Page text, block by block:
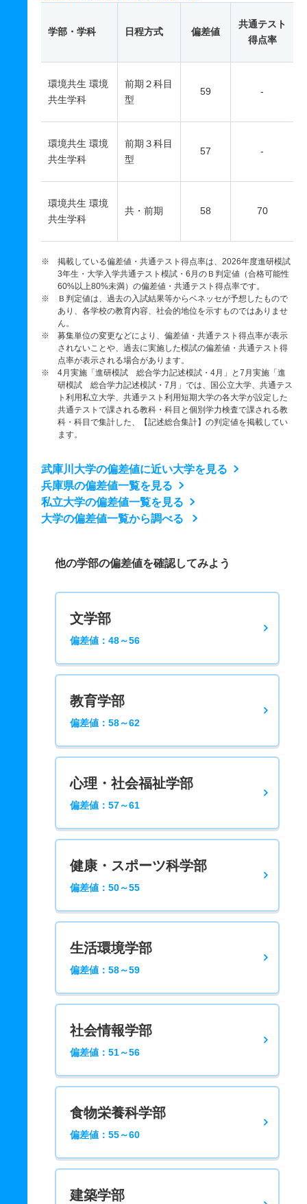
学部・学科 日程方式 偏差値
共通テスト
得点率
環境共生 環境
共生学科
前期２科目
型
59 -
環境共生 環境
共生学科
前期３科目
型
57 -
環境共生 環境
共生学科
共・前期 58 70
※ 掲載している偏差値・共通テスト得点率は、2026年度進研模試
3年生・大学入学共通テスト模試・6月のＢ判定値（合格可能性
60%以上80%未満）の偏差値・共通テスト得点率です。
※ Ｂ判定値は、過去の入試結果等からベネッセが予想したもので
あり、各学校の教育内容、社会的地位を示すものではありませ
ん。
※ 募集単位の変更などにより、偏差値・共通テスト得点率が表示
されないことや、過去に実施した模試の偏差値・共通テスト得
点率が表示される場合があります。
※ 4月実施「進研模試 総合学力記述模試・4月」と7月実施「進
研模試 総合学力記述模試・7月」では、国公立大学、共通テス
ト利用私立大学、共通テスト利用短期大学の各大学が設定した
共通テストで課される教科・科目と個別学力検査で課される教
科・科目で集計した、【記述総合集計】の判定値を掲載してい
ます。
武庫川大学の偏差値に近い大学を見る
兵庫県の偏差値一覧を見る
私立大学の偏差値一覧を見る
大学の偏差値一覧から調べる
他の学部の偏差値を確認してみよう
文学部
偏差値：48～56
教育学部
偏差値：58～62
心理・社会福祉学部
偏差値：57～61
健康・スポーツ科学部
偏差値：50～55
生活環境学部
偏差値：58～59
社会情報学部
偏差値：51～56
食物栄養科学部
偏差値：55～60
建築学部